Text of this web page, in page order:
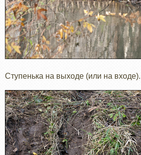
Ступенька на выходе (или на входе).